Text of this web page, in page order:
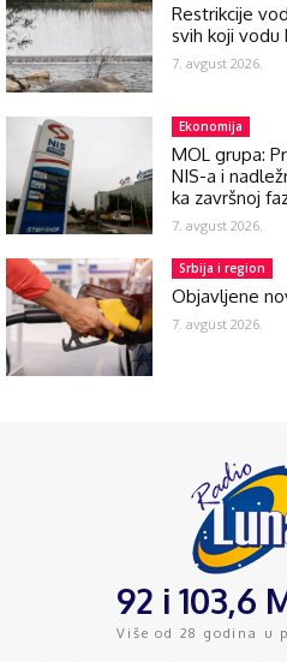
Restrikcije
svih koji vodu
7. avgust 2026.
Ekonomija
MOL grupa:
NIS-a i
ka završnoj
7. avgust 2026.
Srbija i region
Objavljene
7. avgust 2026.
92 i 103,6
Više od 28 godina u